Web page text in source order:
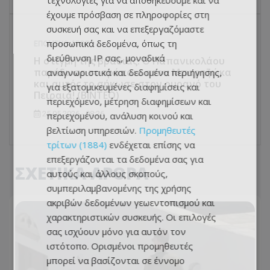
ΕΠΌΜΕΝΟ ΆΡΘΡΟ
Η στιγμή της βραδιάς: Ο Παπανικολάου
παρέδωσε το τρόπαιο στον Μπαρτζώκα
και αυτός το σήκωσε στον ουρανό του
Πειραιά! (ΒΙΝΤΕΟ)
25.05.2026 - 08:26
ΣΧΕΤΙΚΑ ΑΡΘΡΑ
έχουμε πρόσβαση σε πληροφορίες στη
συσκευή σας και να επεξεργαζόμαστε
προσωπικά δεδομένα, όπως τη
διεύθυνση IP σας, μοναδικά
αναγνωριστικά και δεδομένα περιήγησης,
για εξατομικευμένες διαφημίσεις και
περιεχόμενο, μέτρηση διαφημίσεων και
περιεχομένου, ανάλυση κοινού και
βελτίωση υπηρεσιών. Προμηθευτές
τρίτων (1884) ενδέχεται επίσης να
επεξεργάζονται τα δεδομένα σας για
αυτούς και άλλους σκοπούς,
συμπεριλαμβανομένης της χρήσης
ακριβών δεδομένων γεωεντοπισμού και
χαρακτηριστικών συσκευής. Οι επιλογές
σας ισχύουν μόνο για αυτόν τον
ιστότοπο. Ορισμένοι προμηθευτές
μπορεί να βασίζονται σε έννομο